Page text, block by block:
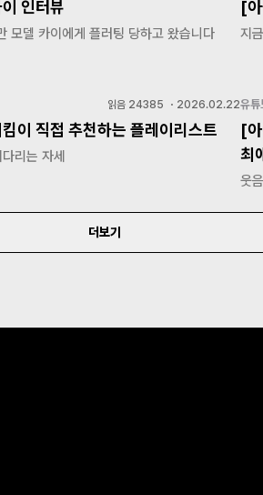
인터뷰
모델 카이에게 플러팅 당하고 왔습니다
[
지
읽음 24385 ・ 2026.02.22
이 직접 추천하는 플레이리스트
리는 자세
유튜
[
최
웃
더보기